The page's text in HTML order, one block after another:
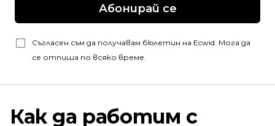
Абонирай се
Съгласен съм да получавам бюлетин на Ecwid. Мога да
се отпиша по всяко време.
Как да работим с